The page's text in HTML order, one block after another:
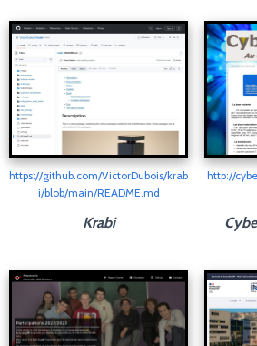
https://github.com/VictorDubois/krab
i/blob/main/README.md
Krabi
http://